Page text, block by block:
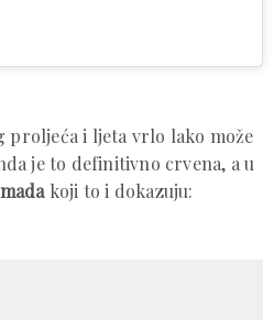
proljeća i ljeta vrlo lako može
je to definitivno crvena, a u
koji to i dokazuju: